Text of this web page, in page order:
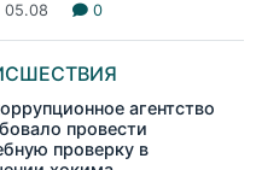
05.08 0
агентство
провести
проверку в